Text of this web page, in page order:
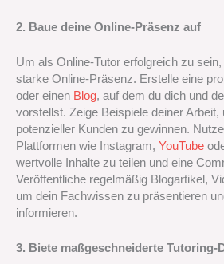
2. Baue deine Online-Präsenz auf
Um als Online-Tutor erfolgreich zu
starke Online-Präsenz. Erstelle eine
oder einen Blog, auf dem du dich und
vorstellst. Zeige Beispiele deiner Arbeit,
potenzieller Kunden zu gewinnen.
Plattformen wie Instagram, YouTube
wertvolle Inhalte zu teilen und eine
Veröffentliche regelmäßig Blogartikel,
um dein Fachwissen zu präsentieren
informieren.
3. Biete maßgeschneiderte Tutoring-